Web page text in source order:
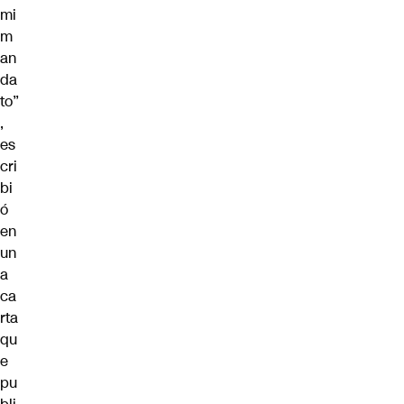
mi
m
an
da
to”
,
es
cri
bi
ó
en
un
a
ca
rta
qu
e
pu